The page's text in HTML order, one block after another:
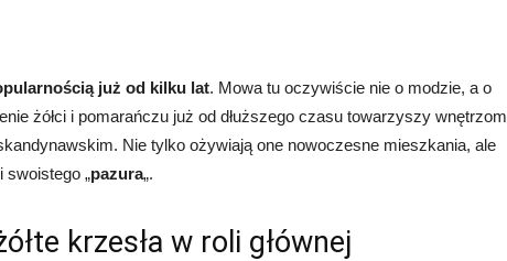
już od kilku lat. Mowa tu oczywiście nie o modzie, a o
żółci i pomarańczu już od dłuższego czasu towarzyszy wnętrzom
Nie tylko ożywiają one nowoczesne mieszkania, ale
swoistego „pazura„.
krzesła w roli głównej